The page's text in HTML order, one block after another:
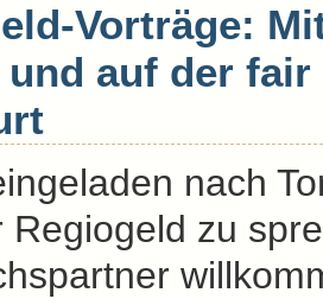
Vorträge:
und auf der
nach
Regiogeld zu